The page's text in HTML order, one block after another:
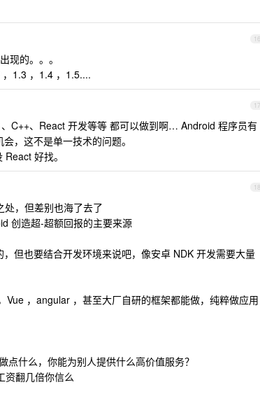
16
现的。。。
1.3 ，1.4 ，1.5....
17
C++、React 开发等等 都可以做到啊… Android 程序员有
，这不是单一技术的问题。
好找。
18
，但差别也海了去了
创造超-超额回报的主要来源
但也要结合开发环境来说吧，像安卓 NDK 开发需要大量
，angular ，甚至大厂自研的框架都能做，纯粹做应用
什么，你能为别人提供什么高价值服务？
资翻几倍你信么